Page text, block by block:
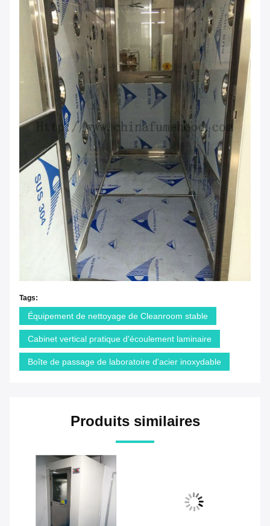
Tags:
Équipement de nettoyage de Cleanroom stable
Cabinet vertical pratique d'écoulement laminaire
Boîte de passage de laboratoire d'acier inoxydable
Produits similaires